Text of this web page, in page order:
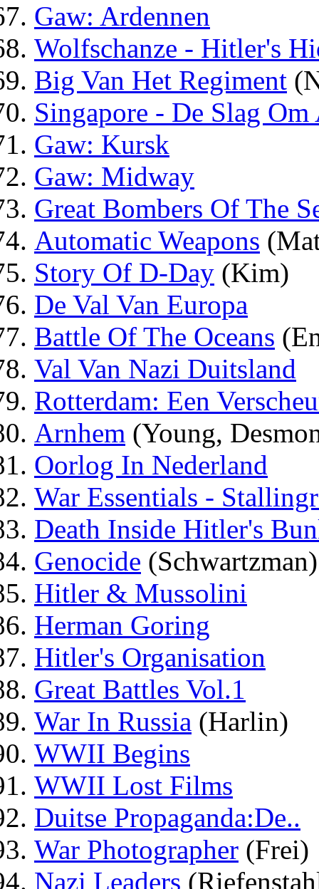
Gaw: Ardennen
Wolfschanze - Hitler's
Big Van Het Regiment
Singapore - De Slag Om
Gaw: Kursk
Gaw: Midway
Great Bombers Of The
Automatic Weapons
Story Of D-Day (Kim)
De Val Van Europa
Battle Of The Oceans
Val Van Nazi Duitsland
Rotterdam: Een
Arnhem (Young,
Oorlog In Nederland
War Essentials -
Death Inside Hitler's
Genocide (Schwartzman)
Hitler & Mussolini
Herman Goring
Hitler's Organisation
Great Battles Vol.1
War In Russia (Harlin)
WWII Begins
WWII Lost Films
Duitse Propaganda:De..
War Photographer (Frei)
Nazi Leaders